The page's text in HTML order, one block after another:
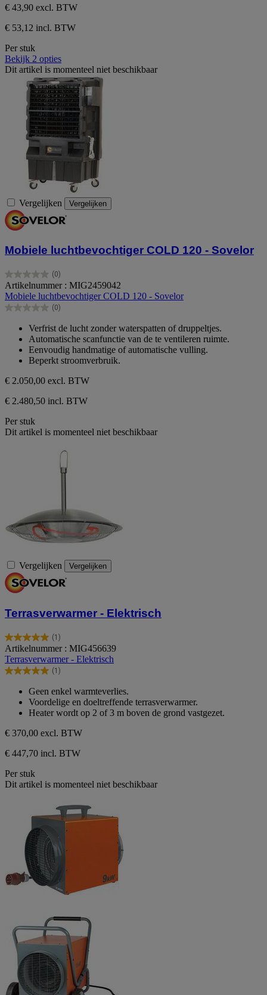
€ 43,90 excl. BTW
€ 53,12 incl. BTW
Per stuk
Bekijk 2 opties
Dit artikel is momenteel niet beschikbaar
Vergelijken Vergelijken
Mobiele luchtbevochtiger COLD 120 - Sovelor
(0)
0.0
van
de
5
Artikelnummer : MIG2459042
Mobiele luchtbevochtiger COLD 120 - Sovelor
(0)
0.0
sterren.
Verfrist de lucht zonder waterspatten of druppeltjes.
Automatische scanfunctie van de te ventileren ruimte.
Eenvoudig handmatige of automatische vulling.
Beperkt stroomverbruik.
€ 2.050,00 excl. BTW
€ 2.480,50 incl. BTW
Per stuk
Dit artikel is momenteel niet beschikbaar
Vergelijken Vergelijken
Terrasverwarmer - Elektrisch
(1)
5.0
van
de
5
beoordeling
Artikelnummer : MIG456639
Terrasverwarmer - Elektrisch
(1)
5.0
sterren.
1
beoordeling
Geen enkel warmteverlies.
Voordelige en doeltreffende terrasverwarmer.
Heater wordt op 2 of 3 m boven de grond vastgezet.
€ 370,00 excl. BTW
€ 447,70 incl. BTW
Per stuk
Dit artikel is momenteel niet beschikbaar